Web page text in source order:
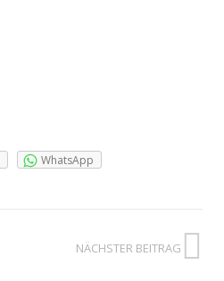
WhatsApp
NÄCHSTER BEITRAG